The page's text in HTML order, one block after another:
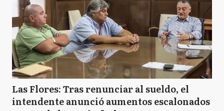
Las Flores: Tras renunciar al sueldo, el
intendente anunció aumentos escalonados